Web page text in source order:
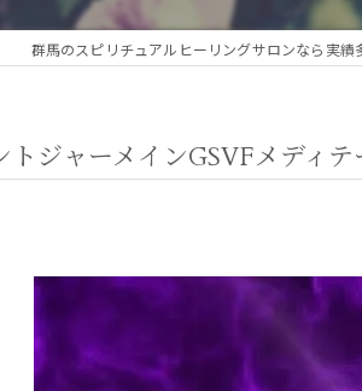
群馬のスピリチュアルヒーリングサロンなら実
トジャーメインGSVFメディ